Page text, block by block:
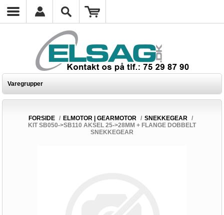
Varegrupper
FORSIDE / ELMOTOR | GEARMOTOR / SNEKKEGEAR /
KIT SB050->SB110 AKSEL 25->28MM + FLANGE DOBBELT
SNEKKEGEAR